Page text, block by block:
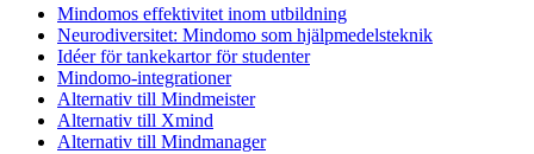
Mindomos effektivitet inom utbildning
Neurodiversitet: Mindomo som hjälpmedelsteknik
Idéer för tankekartor för studenter
Mindomo-integrationer
Alternativ till Mindmeister
Alternativ till Xmind
Alternativ till Mindmanager